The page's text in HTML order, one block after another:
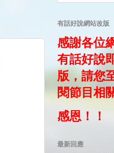
有話好說網站改版
感謝各位
有話好說
版，請您
閱節目相
感恩！！
最新回應